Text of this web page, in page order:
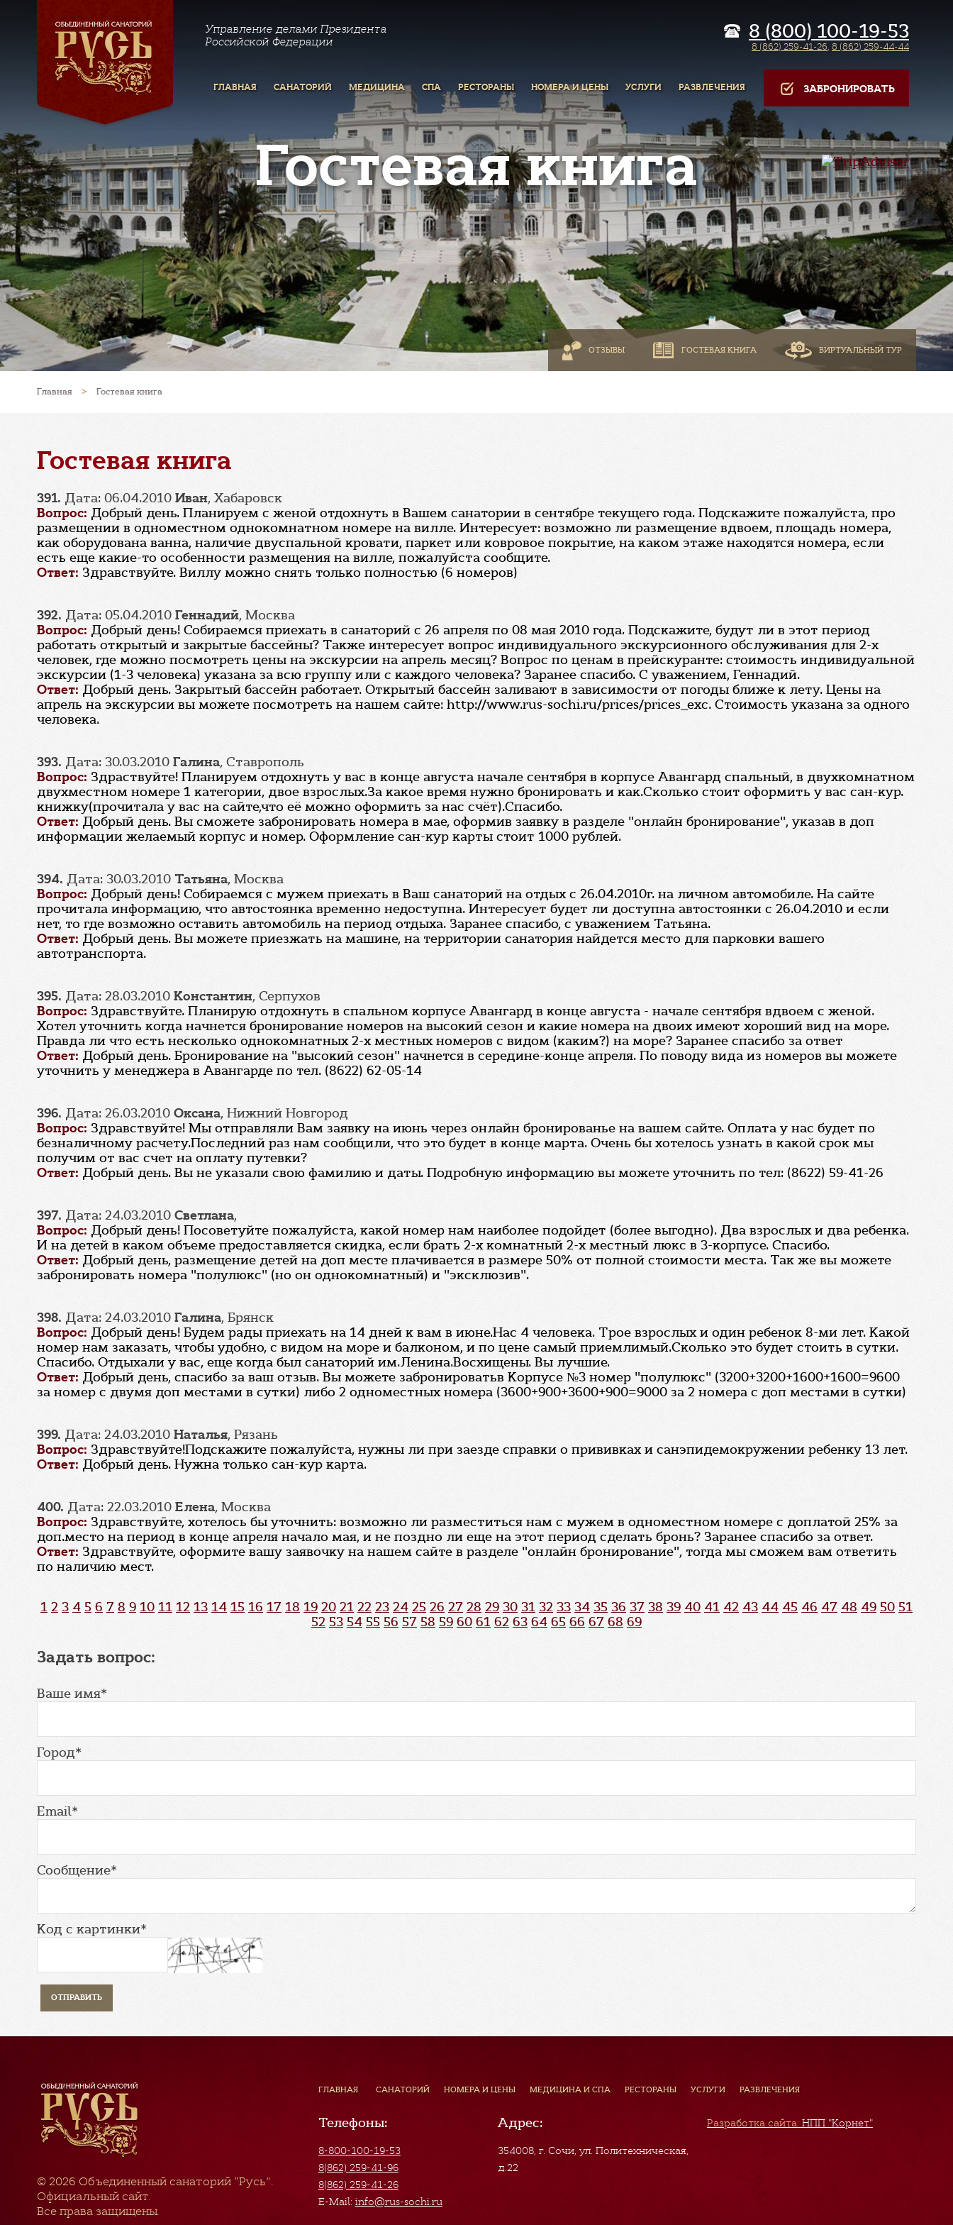
Управление делами Президента
Российской Федерации
8 (800) 100-19-53
8 (862) 259-41-26, 8 (862) 259-44-44
ГЛАВНАЯ САНАТОРИЙ МЕДИЦИНА СПА РЕСТОРАНЫ НОМЕРА И ЦЕНЫ УСЛУГИ РАЗВЛЕЧЕНИЯ ЗАБРОНИРОВАТЬ
Гостевая книга
ОТЗЫВЫ ГОСТЕВАЯ КНИГА ВИРТУАЛЬНЫЙ ТУР
Главная > Гостевая книга
Гостевая книга
391. Дата: 06.04.2010 Иван, Хабаровск
Вопрос: Добрый день. Планируем с женой отдохнуть в Вашем санатории в сентябре текущего года. Подскажите пожалуйста, про
размещении в одноместном однокомнатном номере на вилле. Интересует: возможно ли размещение вдвоем, площадь номера,
как оборудована ванна, наличие двуспальной кровати, паркет или ковровое покрытие, на каком этаже находятся номера, если
есть еще какие-то особенности размещения на вилле, пожалуйста сообщите.
Ответ: Здравствуйте. Виллу можно снять только полностью (6 номеров)
392. Дата: 05.04.2010 Геннадий, Москва
Вопрос: Добрый день! Собираемся приехать в санаторий с 26 апреля по 08 мая 2010 года. Подскажите, будут ли в этот период
работать открытый и закрытые бассейны? Также интересует вопрос индивидуального экскурсионного обслуживания для 2-х
человек, где можно посмотреть цены на экскурсии на апрель месяц? Вопрос по ценам в прейскуранте: стоимость индивидуальной
экскурсии (1-3 человека) указана за всю группу или с каждого человека? Заранее спасибо. С уважением, Геннадий.
Ответ: Добрый день. Закрытый бассейн работает. Открытый бассейн заливают в зависимости от погоды ближе к лету. Цены на
апрель на экскурсии вы можете посмотреть на нашем сайте: http://www.rus-sochi.ru/prices/prices_exc. Стоимость указана за одного
человека.
393. Дата: 30.03.2010 Галина, Ставрополь
Вопрос: Здраствуйте! Планируем отдохнуть у вас в конце августа начале сентября в корпусе Авангард спальный, в двухкомнатном
двухместном номере 1 категории, двое взрослых.За какое время нужно бронировать и как.Сколько стоит оформить у вас сан-кур.
книжку(прочитала у вас на сайте,что её можно оформить за нас счёт).Спасибо.
Ответ: Добрый день. Вы сможете забронировать номера в мае, оформив заявку в разделе "онлайн бронирование", указав в доп
информации желаемый корпус и номер. Оформление сан-кур карты стоит 1000 рублей.
394. Дата: 30.03.2010 Татьяна, Москва
Вопрос: Добрый день! Собираемся с мужем приехать в Ваш санаторий на отдых с 26.04.2010г. на личном автомобиле. На сайте
прочитала информацию, что автостоянка временно недоступна. Интересует будет ли доступна автостоянки с 26.04.2010 и если
нет, то где возможно оставить автомобиль на период отдыха. Заранее спасибо, с уважением Татьяна.
Ответ: Добрый день. Вы можете приезжать на машине, на территории санатория найдется место для парковки вашего
автотранспорта.
395. Дата: 28.03.2010 Константин, Серпухов
Вопрос: Здравствуйте. Планирую отдохнуть в спальном корпусе Авангард в конце августа - начале сентября вдвоем с женой.
Хотел уточнить когда начнется бронирование номеров на высокий сезон и какие номера на двоих имеют хороший вид на море.
Правда ли что есть несколько однокомнатных 2-х местных номеров с видом (каким?) на море? Заранее спасибо за ответ
Ответ: Добрый день. Бронирование на "высокий сезон" начнется в середине-конце апреля. По поводу вида из номеров вы можете
уточнить у менеджера в Авангарде по тел. (8622) 62-05-14
396. Дата: 26.03.2010 Оксана, Нижний Новгород
Вопрос: Здравствуйте! Мы отправляли Вам заявку на июнь через онлайн бронированье на вашем сайте. Оплата у нас будет по
безналичному расчету.Последний раз нам сообщили, что это будет в конце марта. Очень бы хотелось узнать в какой срок мы
получим от вас счет на оплату путевки?
Ответ: Добрый день. Вы не указали свою фамилию и даты. Подробную информацию вы можете уточнить по тел: (8622) 59-41-26
397. Дата: 24.03.2010 Светлана,
Вопрос: Добрый день! Посоветуйте пожалуйста, какой номер нам наиболее подойдет (более выгодно). Два взрослых и два ребенка.
И на детей в каком объеме предоставляется скидка, если брать 2-х комнатный 2-х местный люкс в 3-корпусе. Спасибо.
Ответ: Добрый день, размещение детей на доп месте плачивается в размере 50% от полной стоимости места. Так же вы можете
забронировать номера "полулюкс" (но он однокомнатный) и "эксклюзив".
398. Дата: 24.03.2010 Галина, Брянск
Вопрос: Добрый день! Будем рады приехать на 14 дней к вам в июне.Нас 4 человека. Трое взрослых и один ребенок 8-ми лет. Какой
номер нам заказать, чтобы удобно, с видом на море и балконом, и по цене самый приемлимый.Сколько это будет стоить в сутки.
Спасибо. Отдыхали у вас, еще когда был санаторий им.Ленина.Восхищены. Вы лучшие.
Ответ: Добрый день, спасибо за ваш отзыв. Вы можете забронироватьв Корпусе №3 номер "полулюкс" (3200+3200+1600+1600=9600
за номер с двумя доп местами в сутки) либо 2 одноместных номера (3600+900+3600+900=9000 за 2 номера с доп местами в сутки)
399. Дата: 24.03.2010 Наталья, Рязань
Вопрос: Здравствуйте!Подскажите пожалуйста, нужны ли при заезде справки о прививках и санэпидемокружении ребенку 13 лет.
Ответ: Добрый день. Нужна только сан-кур карта.
400. Дата: 22.03.2010 Елена, Москва
Вопрос: Здравствуйте, хотелось бы уточнить: возможно ли разместиться нам с мужем в одноместном номере с доплатой 25% за
доп.место на период в конце апреля начало мая, и не поздно ли еще на этот период сделать бронь? Заранее спасибо за ответ.
Ответ: Здравствуйте, оформите вашу заявочку на нашем сайте в разделе "онлайн бронирование", тогда мы сможем вам ответить
по наличию мест.
1 2 3 4 5 6 7 8 9 10 11 12 13 14 15 16 17 18 19 20 21 22 23 24 25 26 27 28 29 30 31 32 33 34 35 36 37 38 39 40 41 42 43 44 45 46 47 48 49 50 51
52 53 54 55 56 57 58 59 60 61 62 63 64 65 66 67 68 69
Задать вопрос:
Ваше имя*
Город*
Email*
Сообщение*
Код с картинки*
© 2026 Объединенный санаторий “Русь”.
Официальный сайт.
Все права защищены.
ГЛАВНАЯ САНАТОРИЙ НОМЕРА И ЦЕНЫ МЕДИЦИНА И СПА РЕСТОРАНЫ УСЛУГИ РАЗВЛЕЧЕНИЯ
Телефоны:
8-800-100-19-53
8(862) 259-41-96
8(862) 259-41-26
E-Mail: info@rus-sochi.ru
Адрес:
354008, г. Сочи,ул. Политехническая,
д.22
Разработка сайта: НПП "Корнет"